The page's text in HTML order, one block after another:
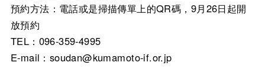
預約方法：電話或是掃描傳單上的QR碼，9月26日起開
放預約
TEL：096-359-4995
E-mail：soudan@kumamoto-if.or.jp